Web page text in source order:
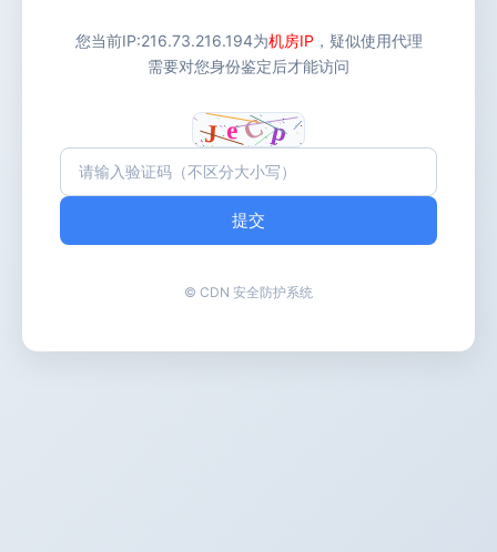
您当前IP:216.73.216.194为机房IP ，疑似使用代理
需要对您身份鉴定后才能访问
提交
© CDN 安全防护系统